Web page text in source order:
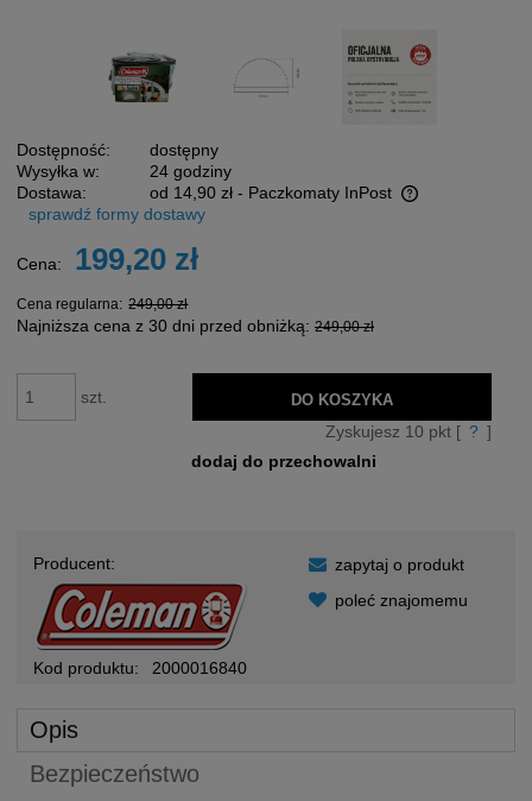
Dostępność:
dostępny
Wysyłka w:
24 godziny
Dostawa:
od 14,90 zł - Paczkomaty InPost
Cena nie zawiera ewentualnych kosztów płatności
sprawdź formy dostawy
Cena: 199,20 zł
Cena regularna: 249,00 zł
Najniższa cena z 30 dni przed obniżką: 249,00 zł
szt. DO KOSZYKA
Zyskujesz 10 pkt [ ? ]
dodaj do przechowalni
Producent:
Kod produktu: 2000016840
zapytaj o produkt
poleć znajomemu
Opis
Bezpieczeństwo